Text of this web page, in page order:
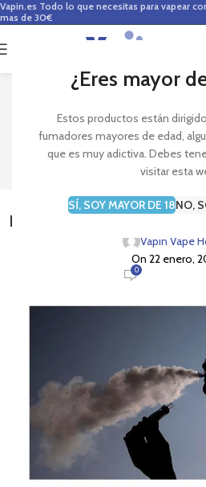
¿Eres mayor
Estos productos están
fumadores mayores de edad,
que es muy adictiva. Debes
visitar esta
SÍ, SOY MAYOR DE 18NO,
Vapin.es Todo lo que necesitas para vapear
mas de 30€
Blog
Inicio
Preguntas frecuentes acerca
Vapin Vape
On 22 enero,
0